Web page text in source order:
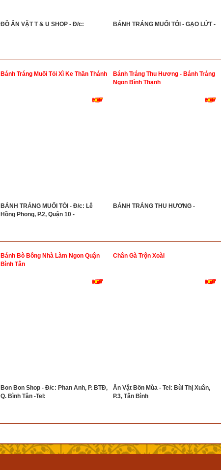
ĐỒ ĂN VẶT T & U SHOP - Đ/c: BÁNH TRÁNG MUỐI TỎI - GẠO LỨT -
Bánh Tráng Muối Tỏi Xì Ke Thần Thánh
BÁNH TRÁNG MUỐI TỎI - Đ/c: Lê
Hồng Phong, P.2, Quận 10 -
Bánh Tráng Thu Hương - Bánh Tráng
Ngon Bình Thạnh
BÁNH TRÁNG THU HƯƠNG -
Bánh Bò Bông Nhà Làm Ngon Quận
Bình Tân
Bon Bon Shop - Đ/c: Phan Anh, P. BTĐ,
Q. Bình Tân -Tel:
Chân Gà Trộn Xoài
Ăn Vặt Bốn Mùa - Tel: Bùi Thị Xuân,
P.3, Tân Bình